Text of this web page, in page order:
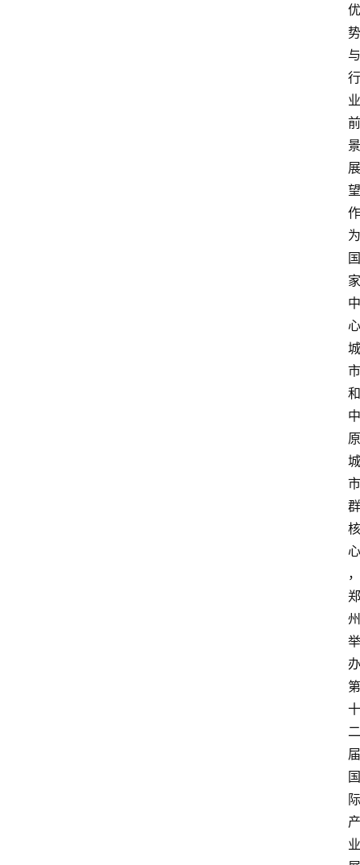
优
势
与
行
业
前
景
展
望
作
为
国
家
中
心
城
市
和
中
原
城
市
群
核
心
，
郑
州
举
办
第
十
二
届
国
际
产
业